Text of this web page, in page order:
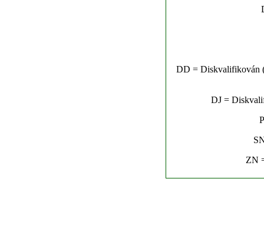
DD = Diskvalifikován
DJ =
ZN